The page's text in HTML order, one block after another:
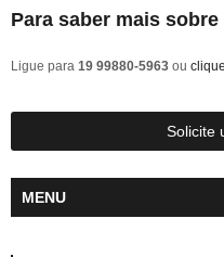
Para saber mais sobre
Ligue para 19 99880-5963 ou
Solicite
MENU